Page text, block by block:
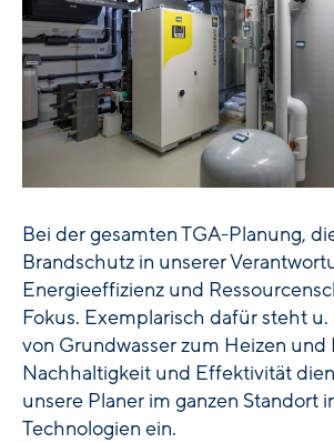
Bei der gesamten TGA-Planung,
Brandschutz in unserer
Energieeffizienz und
Fokus. Exemplarisch dafür steht
von Grundwasser zum Heizen und
Nachhaltigkeit und Effektivität
unsere Planer im ganzen Standort
Technologien ein.